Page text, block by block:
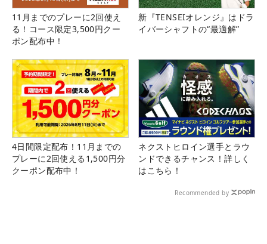
11月までのプレーに2回使え
る！コース限定3,500円クー
ポン配布中！
新『TENSEIオレンジ』はドラ
イバーシャフトの“最適解”
4日間限定配布！11月までの
プレーに2回使える1,500円分
クーポン配布中！
ネクストヒロイン選手とラウ
ンドできるチャンス！詳しく
はこちら！
Recommended by